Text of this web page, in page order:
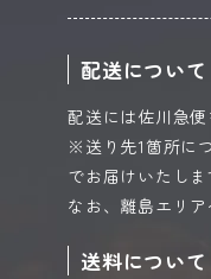
配送について
配送には佐川急便
※送り先1箇所に
でお届けいたしま
なお、離島エリ
送料について